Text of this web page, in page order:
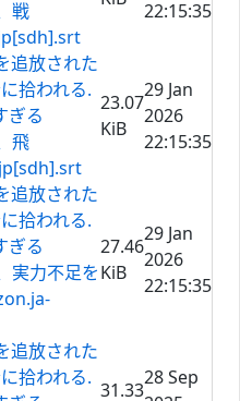
戦
22:15:35
追放された
拾われる.
ぎる
飛
23.07
KiB
29 Jan
2026
22:15:35
追放された
拾われる.
ぎる
実力不足を
27.46
KiB
29 Jan
2026
22:15:35
追放された
拾われる.
31.33
28 Sep